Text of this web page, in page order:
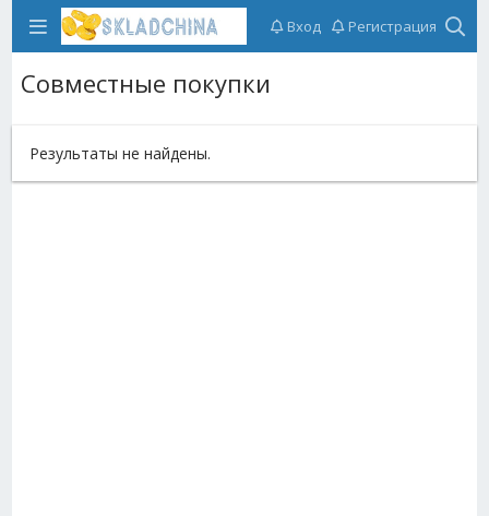
Вход Регистрация
Совместные покупки
Результаты не найдены.